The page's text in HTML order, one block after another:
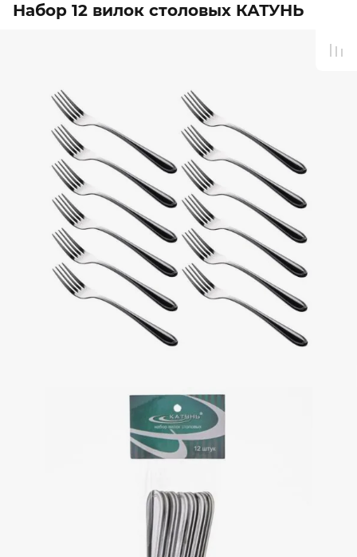
Набор 12 вилок столовых КАТУНЬ